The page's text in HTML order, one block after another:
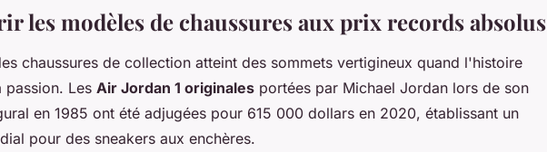
les modèles de chaussures aux prix records absolus
chaussures de collection atteint des sommets vertigineux quand l'histoire
passion. Les Air Jordan 1 originales portées par Michael Jordan lors de son
en 1985 ont été adjugées pour 615 000 dollars en 2020, établissant un
pour des sneakers aux enchères.